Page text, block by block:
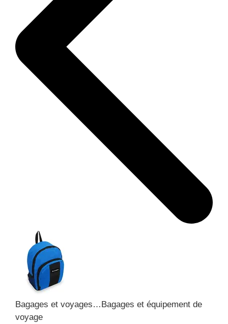
Bagages et voyages…Bagages et équipement de
voyage